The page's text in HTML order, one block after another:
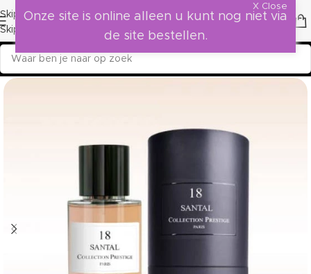
Skip to navigation
Skip to main content
X Close
Onze site is online alleen u kunt nog niet via
de site bestellen.